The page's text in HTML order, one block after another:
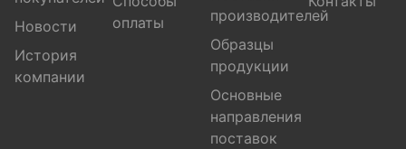
Новости
История
компании
оплаты
производителей
Образцы
продукции
Основные
направления
поставок